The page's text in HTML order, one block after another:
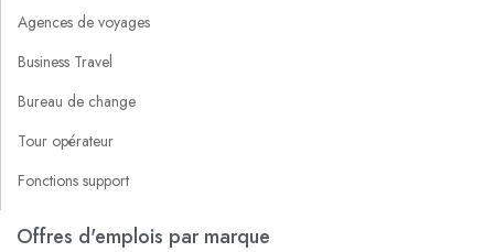
Agences de voyages
Business Travel
Bureau de change
Tour opérateur
Fonctions support
Offres d'emplois par marque